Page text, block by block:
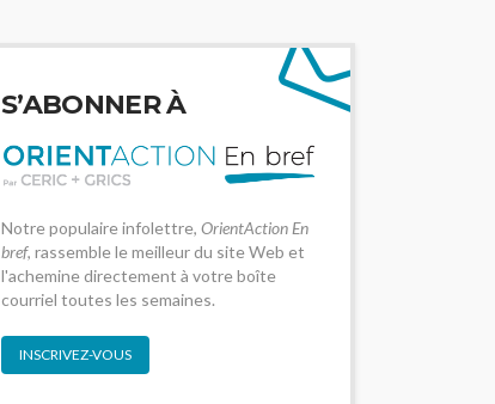
S’ABONNER À
Notre populaire infolettre, OrientAction En
bref, rassemble le meilleur du site Web et
l'achemine directement à votre boîte
courriel toutes les semaines.
INSCRIVEZ-VOUS